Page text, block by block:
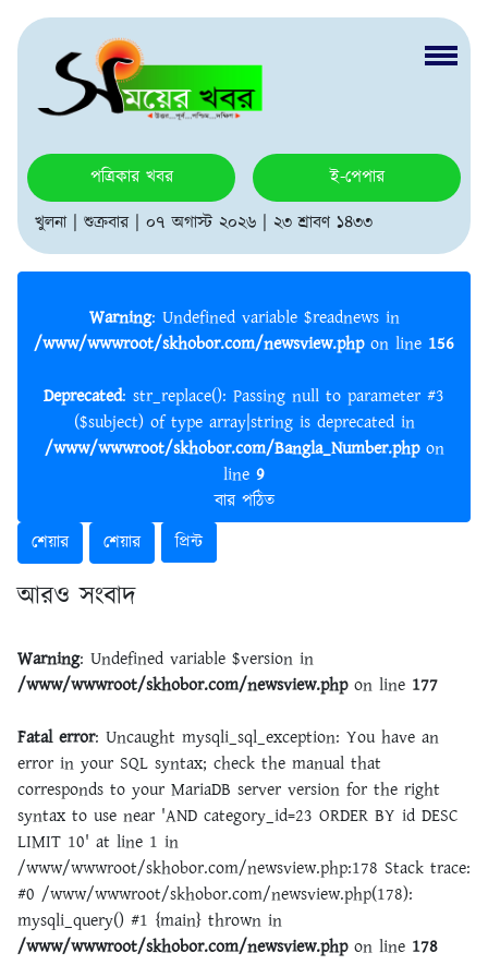
পত্রিকার খবর
ই-পেপার
খুলনা | শুক্রবার | ০৭ অগাস্ট ২০২৬ | ২৩ শ্রাবণ ১৪৩৩
Warning : Undefined variable $readnews in
/www/wwwroot/skhobor.com/newsview.phpon line 156
Deprecated: str_replace(): Passing null to parameter #3
($subject) of type array|string is deprecated in
/www/wwwroot/skhobor.com/Bangla_Number.phpon
line 9
বার পঠিত
শেয়ার
শেয়ার প্রিন্ট
আরও সংবাদ
Warning: Undefined variable $version in
/www/wwwroot/skhobor.com/newsview.phpon line 177
Fatal error: Uncaught mysqli_sql_exception: You have an
error in your SQL syntax; check the manual that
corresponds to your MariaDB server version for the right
syntax to use near 'AND category_id=23 ORDER BY id DESC
LIMIT 10' at line 1 in
/www/wwwroot/skhobor.com/newsview.php:178 Stack trace:
#0 /www/wwwroot/skhobor.com/newsview.php(178):
mysqli_query() #1 {main} thrown in
/www/wwwroot/skhobor.com/newsview.phpon line 178